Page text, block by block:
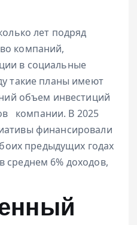
лет подряд
компаний,
в социальные
такие планы имеют
объем инвестиций
компании. В 2025
финансировали
предыдущих годах
среднем 6% доходов,